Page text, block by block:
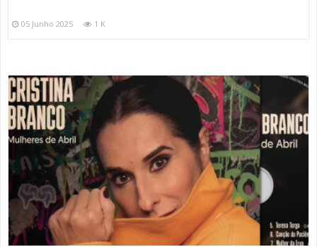
05 Junho 2025 1 K